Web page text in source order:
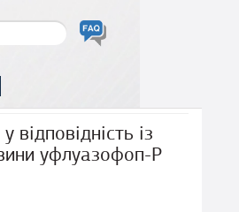
відповідність із
уфлуазофоп-P